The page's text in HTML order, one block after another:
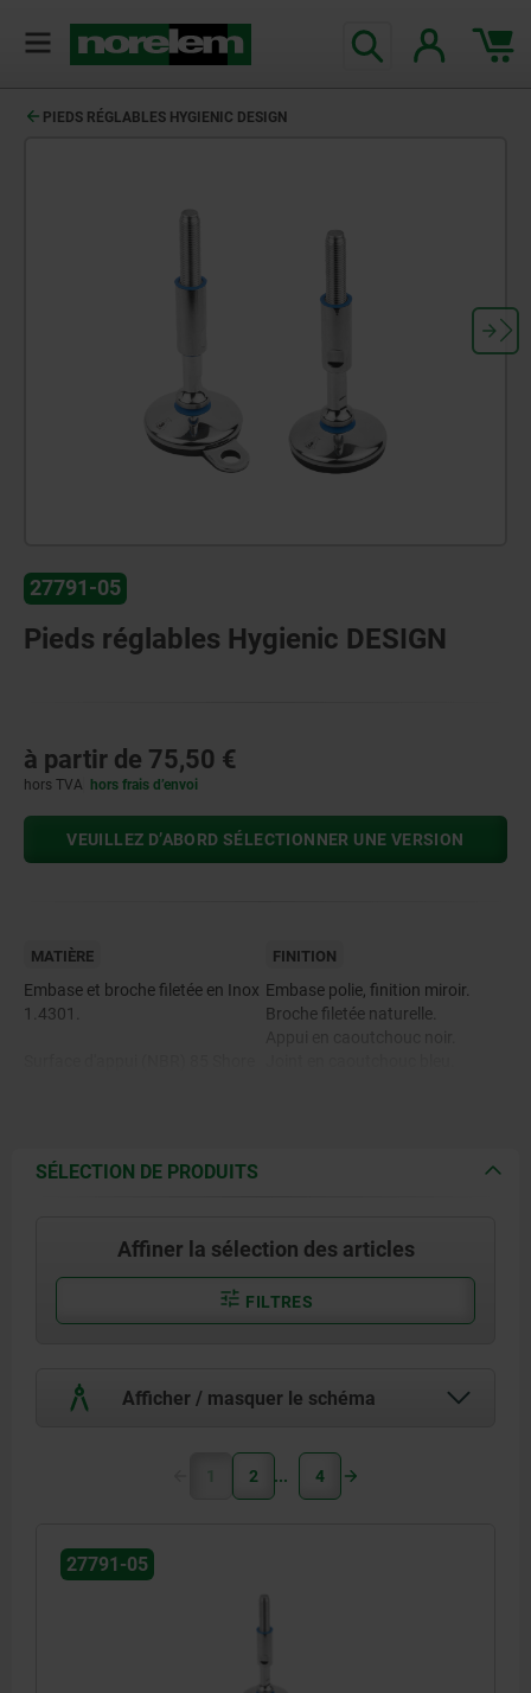
PIEDS RÉGLABLES HYGIENIC DESIGN
27791-05
Pieds réglables Hygienic DESIGN
à partir de 75,50 €
hors TVA hors frais d’envoi
VEUILLEZ D’ABORD SÉLECTIONNER UNE VERSION
MATIÈRE
Embase et broche filetée en Inox
1.4301.
FINITION
Embase polie, finition miroir.
Broche filetée naturelle.
SÉLECTION DE PRODUITS
Affiner la sélection des articles
FILTRES
Afficher / masquer le schéma
1 2 4
27791-05